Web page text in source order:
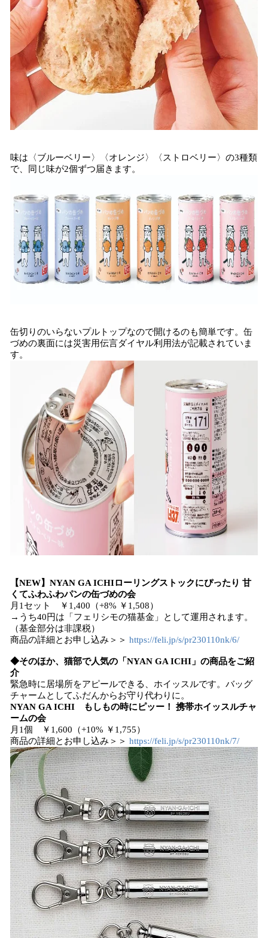
味は〈ブルーベリー〉〈オレンジ〉〈ストロベリー〉の3種類
で、同じ味が2個ずつ届きます。
缶切りのいらないプルトップなので開けるのも簡単です。缶
づめの裏面には災害用伝言ダイヤル利用法が記載されていま
す。
【NEW】NYAN GA ICHIローリングストックにぴったり 甘
くてふわふわパンの缶づめの会
月1セット ￥1,400（+8% ￥1,508）
→うち40円は「フェリシモの猫基金」として運用されます。
（基金部分は非課税）
商品の詳細とお申し込み＞＞ https://feli.jp/s/pr230110nk/6/
◆そのほか、猫部で人気の「NYAN GA ICHI」の商品をご紹
介
緊急時に居場所をアピールできる、ホイッスルです。バッグ
チャームとしてふだんからお守り代わりに。
NYAN GA ICHI もしもの時にピッー！ 携帯ホイッスルチャ
ームの会
月1個 ￥1,600（+10% ￥1,755）
商品の詳細とお申し込み＞＞ https://feli.jp/s/pr230110nk/7/